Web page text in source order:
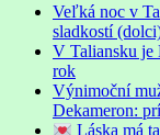
Veľká noc v
sladkostí
V Taliansku je
rok
Výnimoční
Dekameron:
Láska má